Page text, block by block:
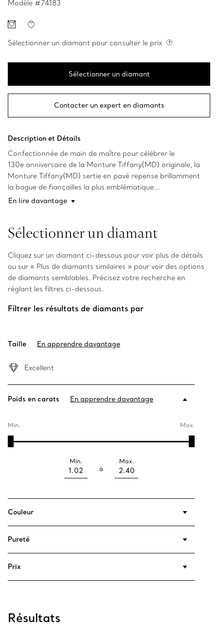
Modèle #74183
Sélectionner un diamant pour consulter le prix
Sélectionner un diamant
Contacter un expert en diamants
Description et Détails
Confectionnée de main de maître pour célébrer le
130e anniversaire de la Monture Tiffany(MD) originale, la
Monture Tiffany(MD) sertie en pavé repense brillamment
la bague de fiançailles la plus emblématique...
En lire davantage
Sélectionner un diamant
Cliquez sur un diamant ci-dessous pour voir plus de détails
ou sur « Plus de diamants similaires » pour voir des options
de diamants semblables. Précisez votre recherche en
réglant les filtres ci-dessous.
Filtrer les résultats de diamants par
Taille En apprendre davantage
Excellent
Poids en carats En apprendre davantage
Min. Max.
Min.
à
Max.
Couleur
Pureté
Prix
Résultats